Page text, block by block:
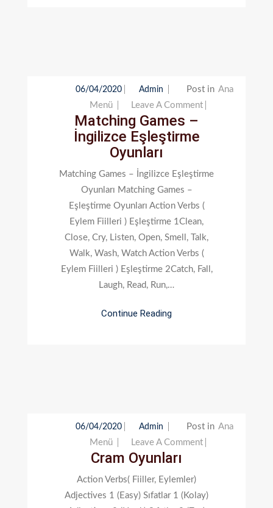
06/04/2020 Admin Post in Ana
Menü
Leave A Comment
Matching Games –
İngilizce Eşleştirme
Oyunları
Matching Games – İngilizce Eşleştirme
Oyunları Matching Games –
Eşleştirme Oyunları Action Verbs (
Eylem Fiilleri ) Eşleştirme 1Clean,
Close, Cry, Listen, Open, Smell, Talk,
Walk, Wash, Watch Action Verbs (
Eylem Fiilleri ) Eşleştirme 2Catch, Fall,
Laugh, Read, Run,…
Continue Reading
06/04/2020 Admin Post in Ana
Menü
Leave A Comment
Cram Oyunları
Action Verbs( Fiiller, Eylemler)
Adjectives 1 (Easy) Sıfatlar 1 (Kolay)